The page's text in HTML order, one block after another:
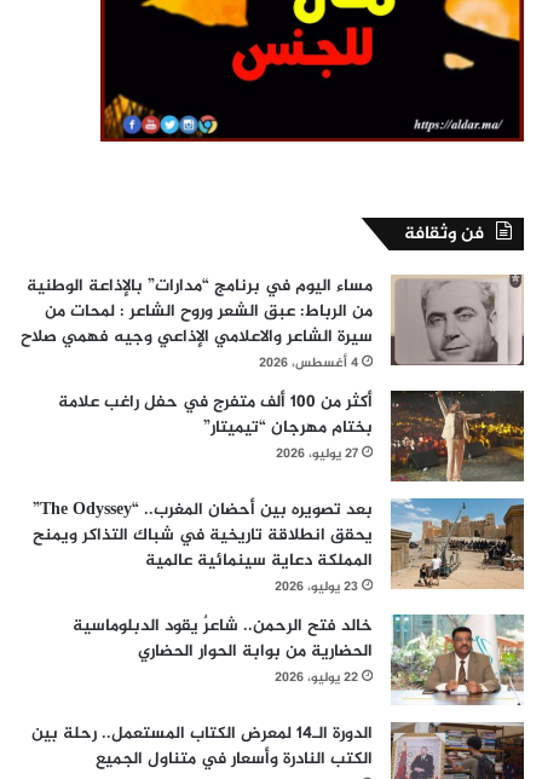
فن وثقافة
مساء اليوم في برنامج “مدارات” بالإذاعة الوطنية
من الرباط: عبق الشعر وروح الشاعر : لمحات من
سيرة الشاعر والاعلامي الإذاعي وجيه فهمي صلاح
4 أغسطس، 2026
أكثر من 100 ألف متفرج في حفل راغب علامة
بختام مهرجان “تيميتار”
27 يوليو، 2026
بعد تصويره بين أحضان المغرب.. “The Odyssey”
يحقق انطلاقة تاريخية في شباك التذاكر ويمنح
المملكة دعاية سينمائية عالمية
23 يوليو، 2026
خالد فتح الرحمن.. شاعرٌ يقود الدبلوماسية
الحضارية من بوابة الحوار الحضاري
22 يوليو، 2026
الدورة الـ14 لمعرض الكتاب المستعمل.. رحلة بين
الكتب النادرة وأسعار في متناول الجميع